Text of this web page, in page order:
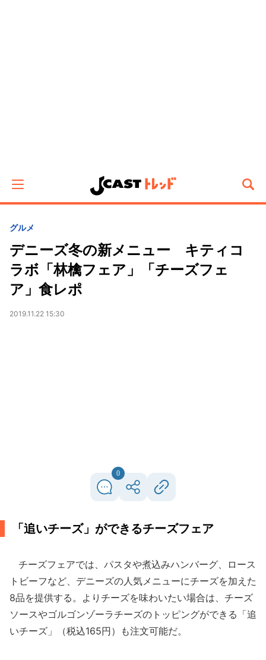
グルメ
デニーズ冬の新メニュー キティコ
ラボ「林檎フェア」「チーズフェ
ア」食レポ
2019.11.22 15:30
0
「追いチーズ」ができるチーズフェア
チーズフェアでは、パスタや煮込みハンバーグ、ロース
トビーフなど、デニーズの人気メニューにチーズを加えた
8品を提供する。よりチーズを味わいたい場合は、チーズ
ソースやゴルゴンゾーラチーズのトッピングができる「追
いチーズ」（税込165円）も注文可能だ。